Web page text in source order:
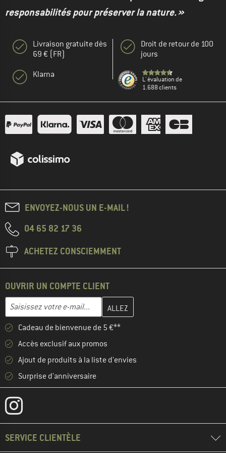
responsabilités pour préserver la nature. »
Livraison gratuite dès
69 € (FR)
Klarna
Droit de retour de 100
jours
L' évaluation de
1.688 clients
ENVOYEZ-NOUS UN E-MAIL !
04 65 82 17 36
ACHETEZ CONSCIEMMENT
OUVRIR UN COMPTE CLIENT
Adresse e-mail
Entrez votre adresse e-mail ici et créez votre compte client à la
Cadeau de bienvenue de 5 €**
Accès exclusif aux promos
Ajout de produits à la liste d'envies
Surprise d'anniversaire
SERVICE CLIENTÈLE